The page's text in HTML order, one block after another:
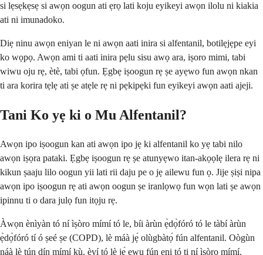
si lẹsẹkẹsẹ si awọn oogun ati ẹrọ lati koju eyikeyi awọn ilolu ni kiakia
ati ni imunadoko.
Diẹ ninu awọn eniyan le ni awọn aati inira si alfentanil, botilẹjẹpe eyi
ko wọpọ. Awọn ami ti aati inira pẹlu sisu awọ ara, iṣoro mimi, tabi
wiwu oju rẹ, ètè, tabi ọfun. Ẹgbẹ iṣoogun rẹ ṣe ayẹwo fun awọn nkan
ti ara korira tẹlẹ ati ṣe atẹle rẹ ni pẹkipẹki fun eyikeyi awọn aati ajeji.
Tani Ko yẹ ki o Mu Alfentanil?
Awọn ipo iṣoogun kan ati awọn ipo jẹ ki alfentanil ko yẹ tabi nilo
awọn iṣọra pataki. Ẹgbẹ iṣoogun rẹ ṣe atunyẹwo itan-akọọlẹ ilera rẹ ni
kikun ṣaaju lilo oogun yii lati rii daju pe o jẹ ailewu fun ọ. Jije ṣiṣi nipa
awọn ipo iṣoogun rẹ ati awọn oogun ṣe iranlọwọ fun wọn lati ṣe awọn
ipinnu ti o dara julọ fun itọju rẹ.
Àwọn ènìyàn tó ní ìṣòro mímí tó le, bíi àrùn ẹ̀dọ̀fóró tó le tàbí àrùn
ẹ̀dọ̀fóró tí ó ṣeé ṣe (COPD), lè máà jẹ́ olùgbàtọ́ fún alfentanil. Oògùn
náà lè tún dín mímí kù, èyí tó lè jẹ́ ewu fún ẹni tó ti ní ìṣòro mímí.